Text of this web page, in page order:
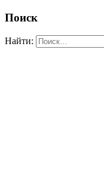
Поиск
Найти: